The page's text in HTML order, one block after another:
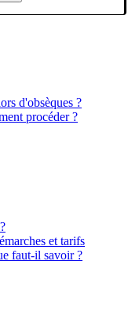
d'obsèques ?
procéder ?
et tarifs
faut-il savoir ?